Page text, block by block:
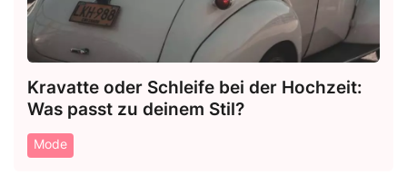
Kravatte oder Schleife bei der Hochzeit:
Was passt zu deinem Stil?
Mode